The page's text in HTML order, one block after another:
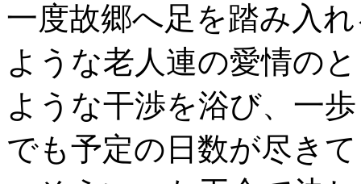
一度故郷へ足を踏み入
ような老人連の愛情の
ような干渉を浴び、一
でも予定の日数が尽き